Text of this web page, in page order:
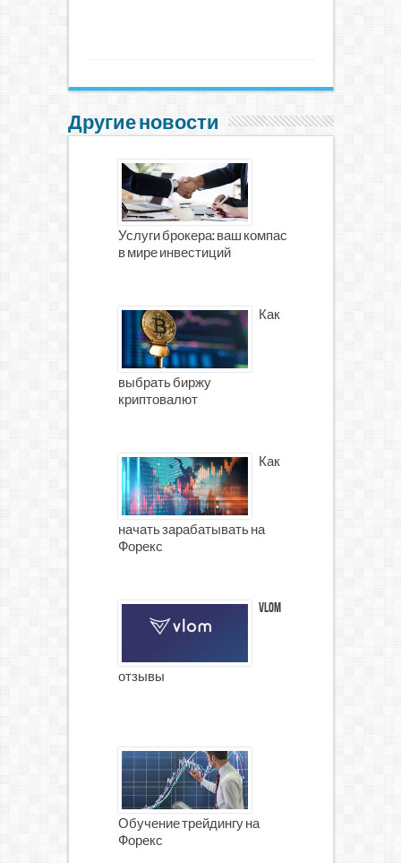
Другие новости
Услуги брокера: ваш компас
в мире инвестиций
Как
выбрать биржу
криптовалют
Как
начать зарабатывать на
Форекс
Vlom
отзывы
Обучение трейдингу на
Форекс